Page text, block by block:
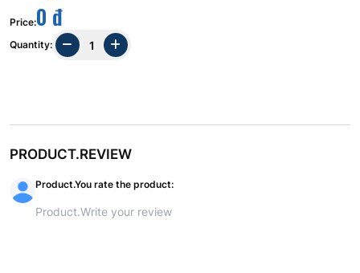
Price:0 đ
Quantity:
PRODUCT.REVIEW
Product.You rate the product: